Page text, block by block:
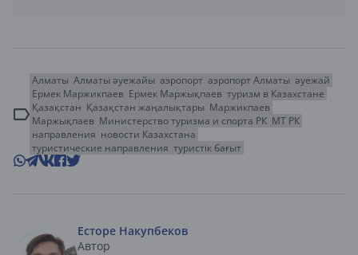
Алматы Алматы әуежайы аэропорт аэропорт Алматы әуежай
Ермек Маржикпаев Ермек Маржықпаев туризм в Казахстане
Қазақстан Қазақстан жаңалықтары Маржикпаев
Маржықпаев Министерство туризма и спорта РК МТ РК
направления новости Казахстана
туристические направления туристік бағыт
Есторе Накупбеков
Автор